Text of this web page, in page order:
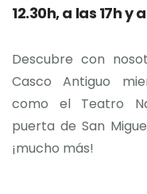
12.30h, a las 17h y
Descubre con
Casco Antiguo
como el Teatro
puerta de San
¡mucho más!